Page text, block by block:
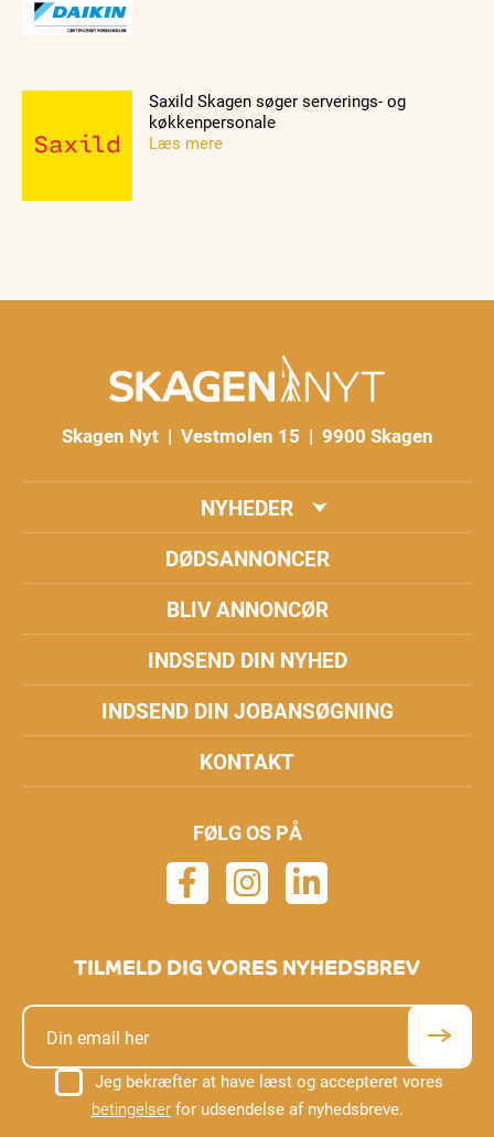
Saxild Skagen søger serverings- og
køkkenpersonale
Læs mere
Skagen Nyt | Vestmolen 15 | 9900 Skagen
NYHEDER
DØDSANNONCER
BLIV ANNONCØR
INDSEND DIN NYHED
INDSEND DIN JOBANSØGNING
KONTAKT
FØLG OS PÅ
TILMELD DIG VORES NYHEDSBREV
Jeg bekræfter at have læst og accepteret vores
betingelserfor udsendelse af nyhedsbreve.